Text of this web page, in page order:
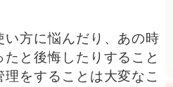
方に悩んだり、あの時
と後悔したりすること
をすることは大変なこ